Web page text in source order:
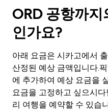
ORD 공항까
인가요?
아래 요금은 시카고에서
산정된 예상 금액입니다.
에 추가하여 예상 요금을
요금을 고정하고 싶으시
리 여행을 예약할 수 있습